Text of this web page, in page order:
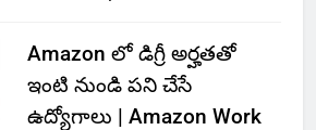
Amazon లో డిగ్రీ అర్హతతో
ఇంటి నుండి పని చేసే
ఉద్యోగాలు | Amazon Work